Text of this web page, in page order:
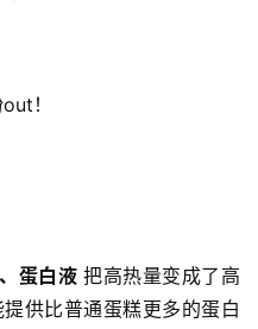
！
蛋白液 把高热量变成了高
供比普通蛋糕更多的蛋白